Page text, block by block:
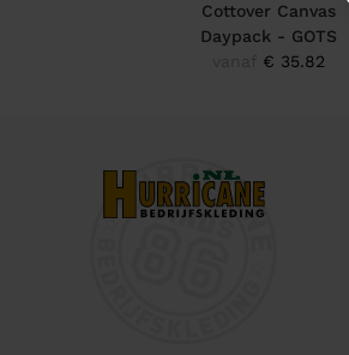
Cottover Canvas
Daypack - GOTS
€ 35.82